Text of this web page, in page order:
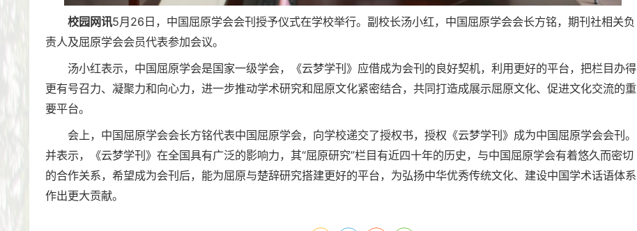
校园网讯5月26日，中国屈原学会会刊授予仪式在学校举行。副校长汤小红，中国屈原学会会长方铭，期刊社相关负
责人及屈原学会会员代表参加会议。
汤小红表示，中国屈原学会是国家一级学会，《云梦学刊》应借成为会刊的良好契机，利用更好的平台，把栏目办得
更有号召力、凝聚力和向心力，进一步推动学术研究和屈原文化紧密结合，共同打造成展示屈原文化、促进文化交流的重
要平台。
会上，中国屈原学会会长方铭代表中国屈原学会，向学校递交了授权书，授权《云梦学刊》成为中国屈原学会会刊。
并表示，《云梦学刊》在全国具有广泛的影响力，其“屈原研究”栏目有近四十年的历史，与中国屈原学会有着悠久而密切
的合作关系，希望成为会刊后，能为屈原与楚辞研究搭建更好的平台，为弘扬中华优秀传统文化、建设中国学术话语体系
作出更大贡献。